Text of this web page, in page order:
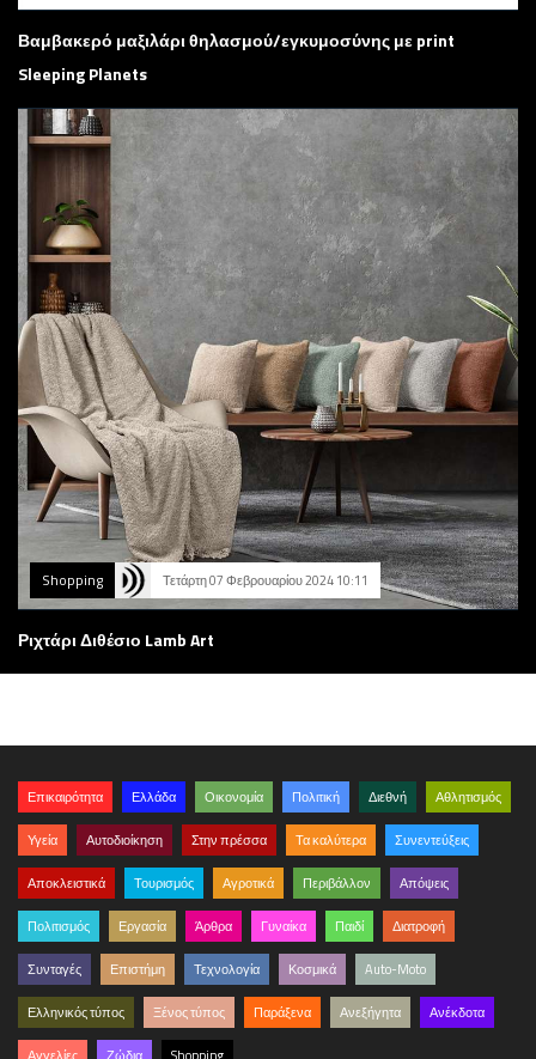
Βαμβακερό μαξιλάρι θηλασμού/εγκυμοσύνης με print
Sleeping Planets
Shopping Τετάρτη 07 Φεβρουαρίου 2024 10:11
Ριχτάρι Διθέσιο Lamb Art
Επικαιρότητα Ελλάδα Οικονομία Πολιτική Διεθνή Αθλητισμός
Υγεία Αυτοδιοίκηση Στην πρέσσα Τα καλύτερα Συνεντεύξεις
Αποκλειστικά Τουρισμός Αγροτικά Περιβάλλον Απόψεις
Πολιτισμός Εργασία Άρθρα Γυναίκα Παιδί Διατροφή
Συνταγές Επιστήμη Τεχνολογία Κοσμικά Auto-Moto
Ελληνικός τύπος Ξένος τύπος Παράξενα Ανεξήγητα Ανέκδοτα